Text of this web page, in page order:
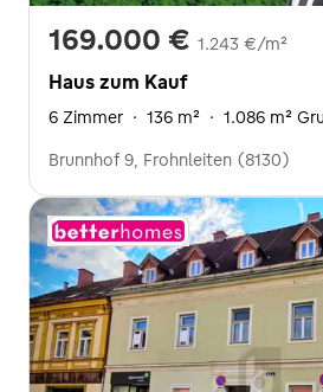
169.000 € 1.243 €/m²
Haus zum Kauf
6 Zimmer · 136 m² · 1.086 m²
Brunnhof 9, Frohnleiten (8130)